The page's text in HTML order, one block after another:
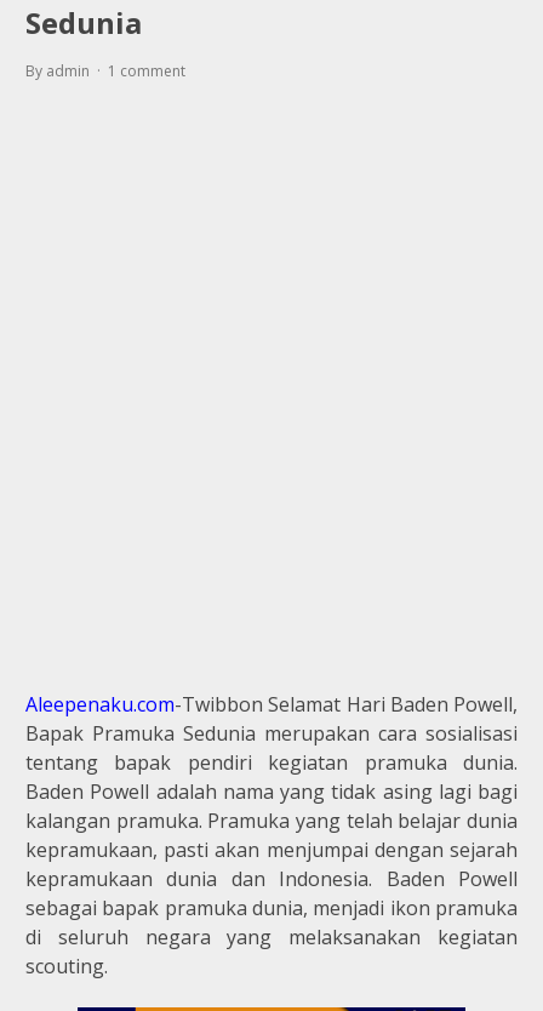
Sedunia
By admin 1 comment
Aleepenaku.com-Twibbon Selamat Hari Baden Powell,
Bapak Pramuka Sedunia merupakan cara sosialisasi
tentang bapak pendiri kegiatan pramuka dunia.
Baden Powell adalah nama yang tidak asing lagi bagi
kalangan pramuka. Pramuka yang telah belajar dunia
kepramukaan, pasti akan menjumpai dengan sejarah
kepramukaan dunia dan Indonesia. Baden Powell
sebagai bapak pramuka dunia, menjadi ikon pramuka
di seluruh negara yang melaksanakan kegiatan
scouting.